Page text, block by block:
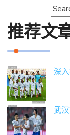
推荐文
深
武